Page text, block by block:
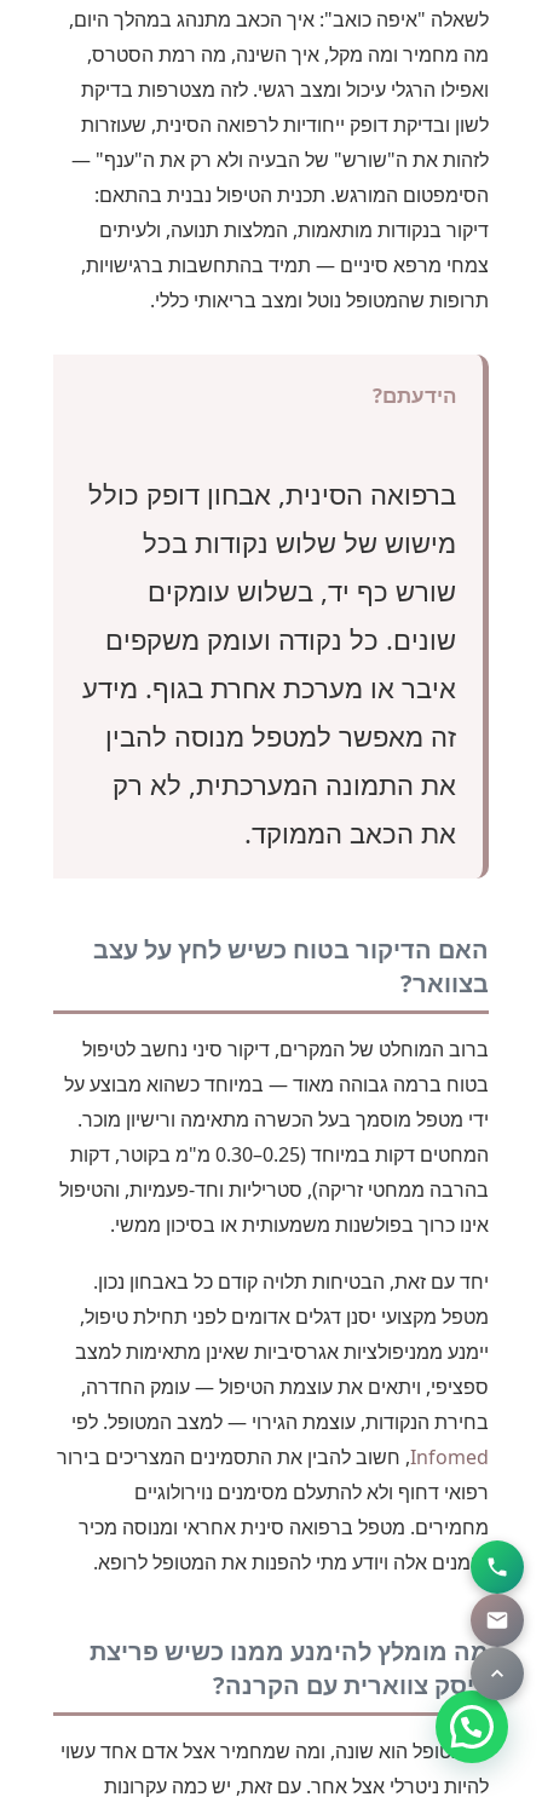
לשאלה "איפה כואב": איך הכאב מתנהג במהלך היום,
מה מחמיר ומה מקל, איך השינה, מה רמת הסטרס,
ואפילו הרגלי עיכול ומצב רגשי. לזה מצטרפות בדיקת
לשון ובדיקת דופק ייחודיות לרפואה הסינית, שעוזרות
לזהות את ה"שורש" של הבעיה ולא רק את ה"ענף" —
הסימפטום המורגש. תכנית הטיפול נבנית בהתאם:
דיקור בנקודות מותאמות, המלצות תנועה, ולעיתים
צמחי מרפא סיניים — תמיד בהתחשבות ברגישויות,
תרופות שהמטופל נוטל ומצב בריאותי כללי.
הידעתם?
ברפואה הסינית, אבחון דופק כולל
מישוש של שלוש נקודות בכל
שורש כף יד, בשלוש עומקים
שונים. כל נקודה ועומק משקפים
איבר או מערכת אחרת בגוף. מידע
זה מאפשר למטפל מנוסה להבין
את התמונה המערכתית, לא רק
את הכאב הממוקד.
האם הדיקור בטוח כשיש לחץ על עצב
בצוואר?
ברוב המוחלט של המקרים, דיקור סיני נחשב לטיפול
בטוח ברמה גבוהה מאוד — במיוחד כשהוא מבוצע על
ידי מטפל מוסמך בעל הכשרה מתאימה ורישיון מוכר.
המחטים דקות במיוחד (0.25–0.30 מ"מ בקוטר, דקות
בהרבה ממחטי זריקה), סטריליות וחד-פעמיות, והטיפול
אינו כרוך בפולשנות משמעותית או בסיכון ממשי.
יחד עם זאת, הבטיחות תלויה קודם כל באבחון נכון.
מטפל מקצועי יסנן דגלים אדומים לפני תחילת טיפול,
יימנע ממניפולציות אגרסיביות שאינן מתאימות למצב
ספציפי, ויתאים את עוצמת הטיפול — עומק החדרה,
בחירת הנקודות, עוצמת הגירוי — למצב המטופל. לפי
Infomed, חשוב להבין את התסמינים המצריכים בירור
רפואי דחוף ולא להתעלם מסימנים נוירולוגיים
מחמירים. מטפל ברפואה סינית אחראי ומנוסה מכיר
סימנים אלה ויודע מתי להפנות את המטופל לרופא.
מה מומלץ להימנע ממנו כשיש פריצת
דיסק צווארית עם הקרנה?
כל מטופל הוא שונה, ומה שמחמיר אצל אדם אחד עשוי
להיות ניטרלי אצל אחר. עם זאת, יש כמה עקרונות